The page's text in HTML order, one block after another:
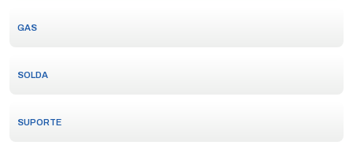
GAS
SOLDA
SUPORTE